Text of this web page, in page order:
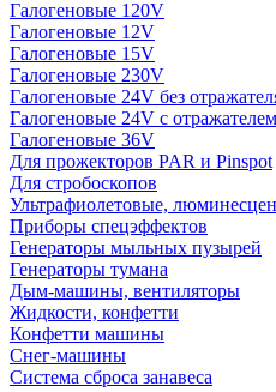
Галогеновые 120V
Галогеновые 12V
Галогеновые 15V
Галогеновые 230V
Галогеновые 24V без
Галогеновые 24V с отражателем
Галогеновые 36V
Для прожекторов PAR и Pinspot
Для стробоскопов
Ультрафиолетовые,
Приборы спецэффектов
Генераторы мыльных пузырей
Генераторы тумана
Дым-машины, вентиляторы
Жидкости, конфетти
Конфетти машины
Снег-машины
Система сброса занавеса